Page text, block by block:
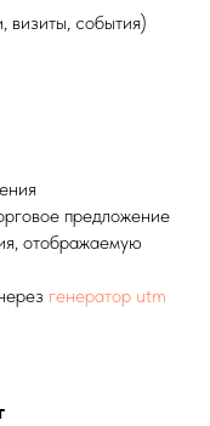
события)
предложение
отображаемую
генератор utm